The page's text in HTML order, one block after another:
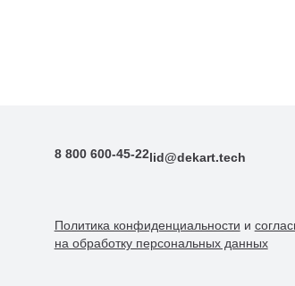
8 800 600-45-22lid@dekart.tech
Политика конфиденциальности и
на обработку персональных данных
Согласие
Политикой обработки персональных
данных.